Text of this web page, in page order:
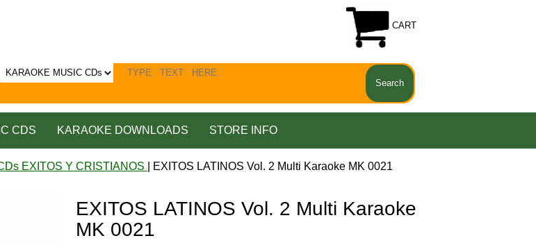
CART
CDS KARAOKE DOWNLOADS STORE INFO
EXITOS Y CRISTIANOS | EXITOS LATINOS Vol. 2 Multi Karaoke MK 0021
EXITOS LATINOS Vol. 2 Multi Karaoke
MK 0021